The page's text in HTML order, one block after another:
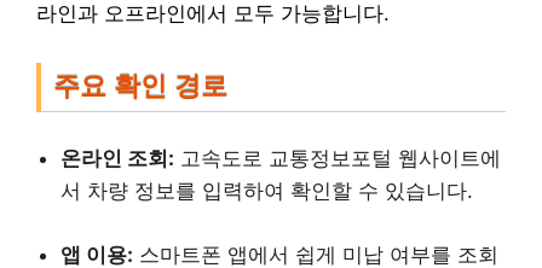
라인과 오프라인에서 모두 가능합니다.
주요 확인 경로
온라인 조회: 고속도로 교통정보포털 웹사이트에
서 차량 정보를 입력하여 확인할 수 있습니다.
앱 이용: 스마트폰 앱에서 쉽게 미납 여부를 조회